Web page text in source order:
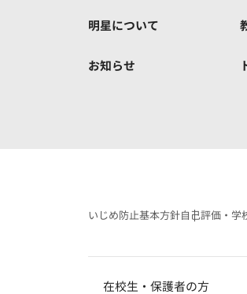
明星について
お知らせ
いじめ防止基本方針自己評価・学
在校生・保護者の方